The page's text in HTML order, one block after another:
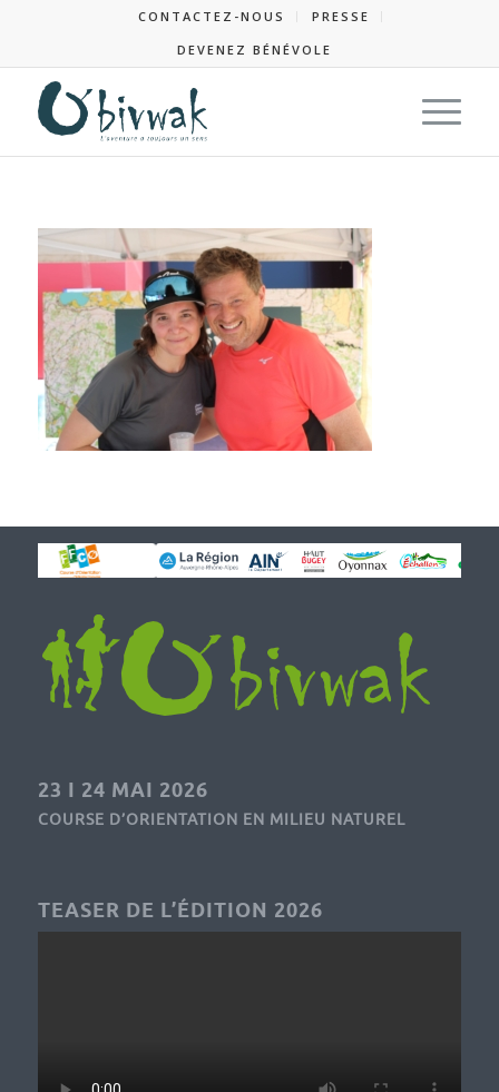
CONTACTEZ-NOUS
PRESSE
DEVENEZ BÉNÉVOLE
23 I 24 MAI 2026
COURSE D’ORIENTATION EN MILIEU NATUREL
TEASER DE L’ÉDITION 2026